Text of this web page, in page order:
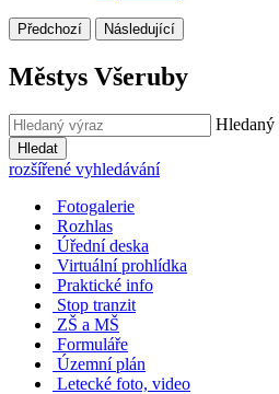
Předchozí Následující
Městys Všeruby
Hledaný
Hledat
rozšířené vyhledávání
Fotogalerie
Rozhlas
Úřední deska
Virtuální prohlídka
Praktické info
Stop tranzit
ZŠ a MŠ
Formuláře
Územní plán
Letecké foto, video